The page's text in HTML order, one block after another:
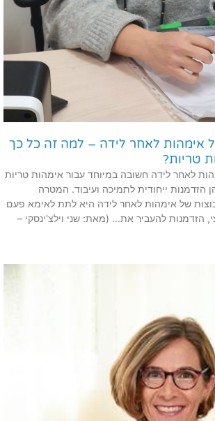
אימהות לאחר לידה – למה זה כל כך
טריות?
לאחר לידה חשובה במיוחד עבור אימהות טריות
הזדמנות ייחודית לתמיכה ועיבוד. המטרה
של אימהות לאחר לידה היא לתת לאימא פעם
הזדמנות להעביר את... (מאת: שני וילצ'ינסקי –